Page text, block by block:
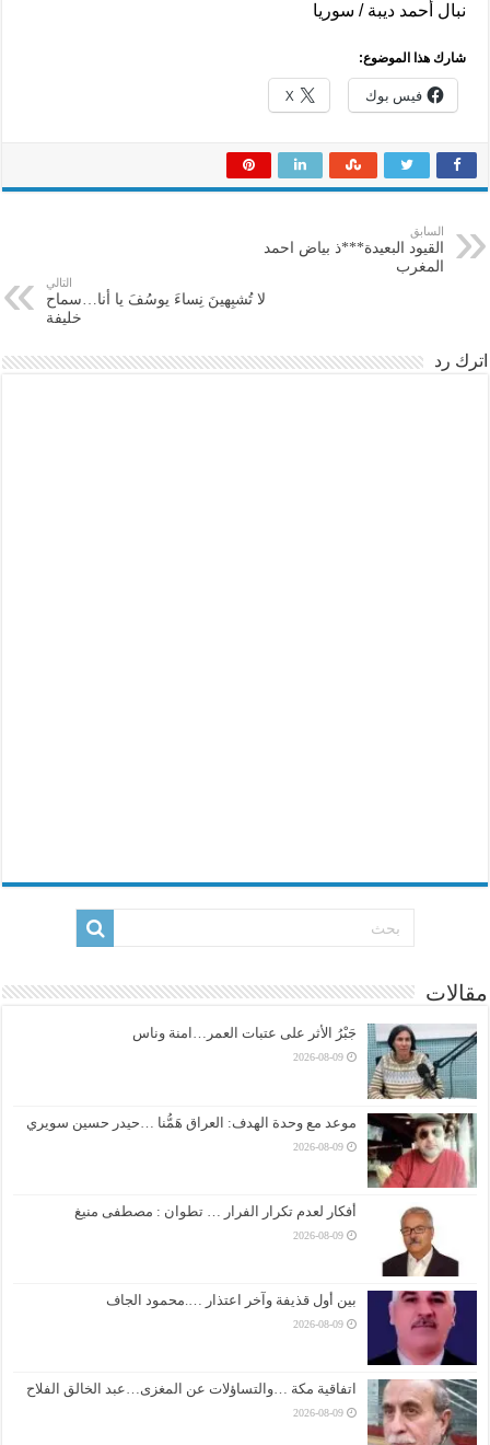
نبال أحمد ديبة / سوريا
شارك هذا الموضوع:
فيس بوك X
السابق
القيود البعيدة***ذ بياض احمد
المغرب
التالي
لا تُشبِهينَ نِساءَ يوسُفَ يا أنا…سماح
خليفة
اترك رد
مقالات
جَبْرُ الأثر على عتبات العمر…امنة وناس
2026-08-09
موعد مع وحدة الهدف: العراق هَمُّنا …حيدر حسين سويري
2026-08-09
أفكار لعدم تكرار الفرار … تطوان : مصطفى منيغ
2026-08-09
بين أول قذيفة وآخر اعتذار ….محمود الجاف
2026-08-09
اتفاقية مكة …والتساؤلات عن المغزى…عبد الخالق الفلاح
2026-08-09